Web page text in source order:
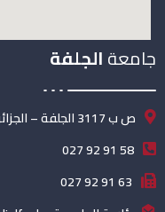
جامعةالجلفة
ص ب 3117 الجلفة – الجزائر
58 91 92 027
63 91 92 027